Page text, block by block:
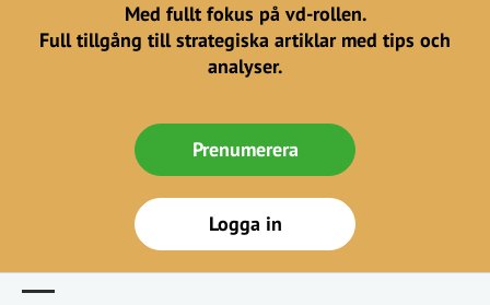
Med fullt fokus på vd-rollen.
Full tillgång till strategiska artiklar med tips och
analyser.
Prenumerera
Logga in